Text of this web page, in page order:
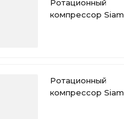
Ротационный
компрессор Siam
Ротационный
компрессор Siam